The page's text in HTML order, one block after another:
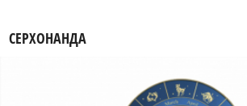
СЕРХОНАНДА